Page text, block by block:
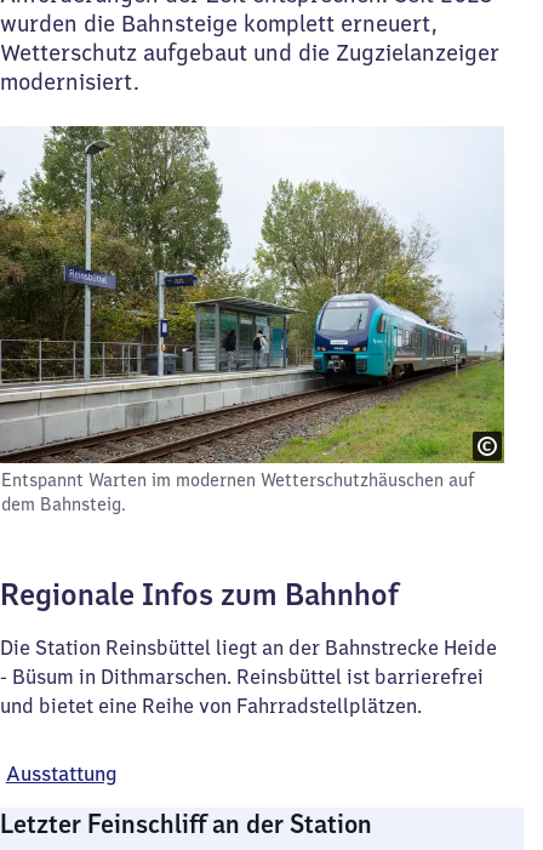
wurden die Bahnsteige komplett erneuert,
Wetterschutz aufgebaut und die Zugzielanzeiger
modernisiert.
Entspannt Warten im modernen Wetterschutzhäuschen auf
dem Bahnsteig.
Regionale Infos zum Bahnhof
Die Station Reinsbüttel liegt an der Bahnstrecke Heide
- Büsum in Dithmarschen. Reinsbüttel ist barrierefrei
und bietet eine Reihe von Fahrradstellplätzen.
Ausstattung
Letzter Feinschliff an der Station